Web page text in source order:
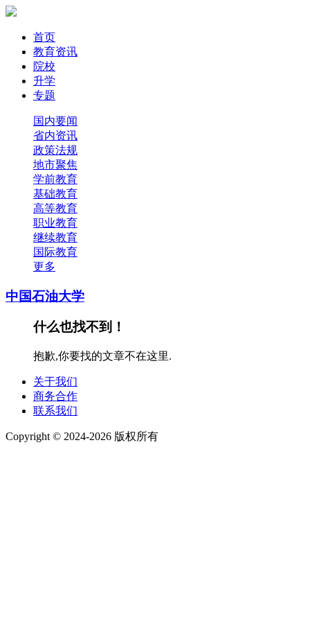
首页
教育资讯
院校
升学
专题
国内要闻
省内资讯
政策法规
地市聚焦
学前教育
基础教育
高等教育
职业教育
继续教育
国际教育
更多
中国石油大学
什么也找不到！
抱歉,你要找的文章不在这里.
关于我们
商务合作
联系我们
Copyright © 2024-2026 版权所有